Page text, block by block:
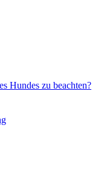
Hundes zu beachten?